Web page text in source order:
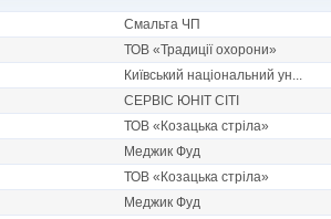
Смальта ЧП
ТОВ «Традиції охорони»
Київський національний ун...
СЕРВІС ЮНІТ СІТІ
ТОВ «Козацька стріла»
Меджик Фуд
ТОВ «Козацька стріла»
Меджик Фуд